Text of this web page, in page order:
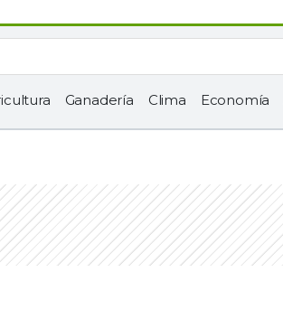
Ganadería Clima Economía